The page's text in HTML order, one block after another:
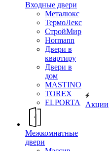
Входные двери
Металюкс
ТермоЛекс
СтройМир
Hormann
Двери в
квартиру
Двери в
дом
MASTINO
TOREX
ELPORTA
Межкомнатные
двери
Акции